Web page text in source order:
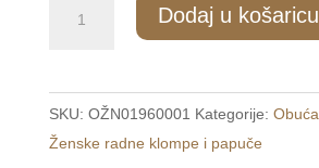
papuče
crne
/COMFORT/
Dodaj u košaricu
SKU: OŽN01960001 Kategorije: Obuća
Ženske radne klompe i papuče